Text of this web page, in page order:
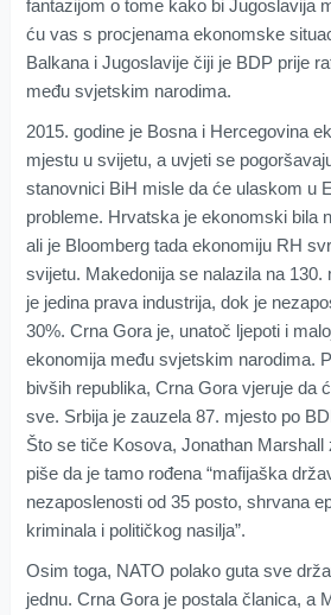
fantazijom o tome kako bi Jugoslavija
ću vas s procjenama ekonomske
Balkana i Jugoslavije čiji je BDP prije
među svjetskim narodima.
2015. godine je Bosna i Hercegovina
mjestu u svijetu, a uvjeti se
stanovnici BiH misle da će ulaskom u
probleme. Hrvatska je ekonomski bila
ali je Bloomberg tada ekonomiju RH
svijetu. Makedonija se nalazila na 130.
je jedina prava industrija, dok je
30%. Crna Gora je, unatoč ljepoti i
ekonomija među svjetskim narodima.
bivših republika, Crna Gora vjeruje da
sve. Srbija je zauzela 87. mjesto po
Što se tiče Kosova, Jonathan
piše da je tamo rođena “mafijaška
nezaposlenosti od 35 posto, shrvana
kriminala i političkog nasilja”.
Osim toga, NATO polako guta sve
jednu. Crna Gora je postala članica, a